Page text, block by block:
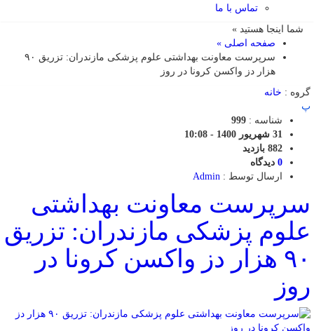
تماس با ما
شما اینجا هستید »
صفحه اصلی »
سرپرست معاونت بهداشتی علوم پزشکی مازندران: تزریق ۹۰
هزار دز واکسن کرونا در روز
گروه : خانه
پ
شناسه : 999
31 شهریور 1400 - 10:08
882 بازدید
0 دیدگاه
ارسال توسط : Admin
سرپرست معاونت بهداشتی
علوم پزشکی مازندران: تزریق
۹۰ هزار دز واکسن کرونا در
روز